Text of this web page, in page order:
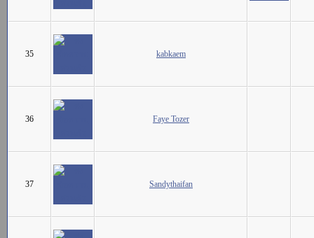
35 kabkaem
36 Faye Tozer
37 Sandythaifan